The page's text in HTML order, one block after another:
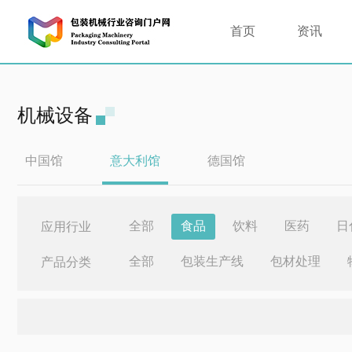
首页 资讯
机械设备
中国馆 意大利馆 德国馆
应用行业 全部 食品 饮料 医药
产品分类 全部 包装生产线 包材处理